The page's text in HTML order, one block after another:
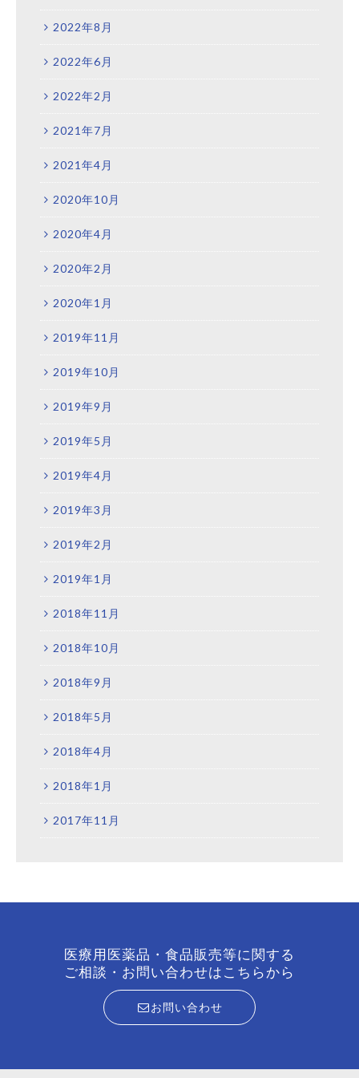
2022年8月
2022年6月
2022年2月
2021年7月
2021年4月
2020年10月
2020年4月
2020年2月
2020年1月
2019年11月
2019年10月
2019年9月
2019年5月
2019年4月
2019年3月
2019年2月
2019年1月
2018年11月
2018年10月
2018年9月
2018年5月
2018年4月
2018年1月
2017年11月
医療用医薬品・食品販売等に関する
ご相談・お問い合わせはこちらから
お問い合わせ